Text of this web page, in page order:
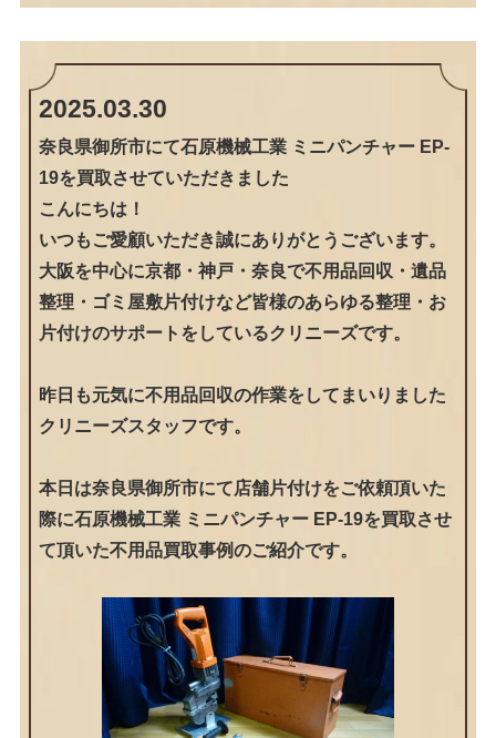
2025.03.30
奈良県御所市にて石原機械工業 ミニパンチャー EP-
19を買取させていただきました
こんにちは！
いつもご愛顧いただき誠にありがとうございます。
大阪を中心に京都・神戸・奈良で不用品回収・遺品
整理・ゴミ屋敷片付けなど皆様のあらゆる整理・お
片付けのサポートをしているクリニーズです。
昨日も元気に不用品回収の作業をしてまいりました
クリニーズスタッフです。
本日は奈良県御所市にて店舗片付けをご依頼頂いた
際に石原機械工業 ミニパンチャー EP-19を買取させ
て頂いた不用品買取事例のご紹介です。